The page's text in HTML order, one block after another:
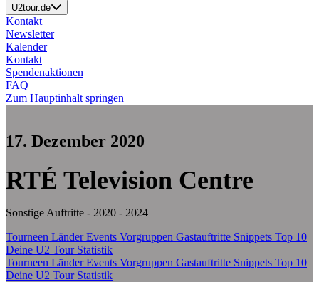
U2tour.de
Kontakt
Newsletter
Kalender
Kontakt
Spendenaktionen
FAQ
Zum Hauptinhalt springen
17. Dezember 2020
RTÉ Television Centre
Sonstige Auftritte - 2020 - 2024
Tourneen LänderEvents Vorgruppen Gastauftritte Snippets Top 10
Deine U2 Tour Statistik
Tourneen LänderEvents Vorgruppen Gastauftritte Snippets Top 10
Deine U2 Tour Statistik